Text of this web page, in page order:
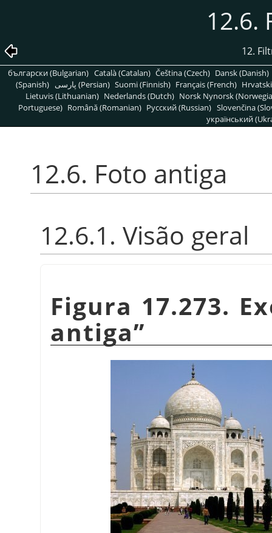
12.6.
12.
български (Bulgarian) Català (Catalan) Čeština (Czech) Dansk (Danish)
(Spanish)
پارسی (Persian) Suomi (Finnish) Français (French)
Lietuvis (Lithuanian) Nederlands (Dutch) Norsk Nynorsk
Portuguese) Română (Romanian) Pусский (Russian) Slovenčina
український
12.6. Foto antiga
12.6.1. Visão geral
Figura 17.273.
antiga”